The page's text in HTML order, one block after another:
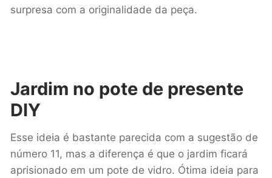
surpresa com a originalidade da peça.
Jardim no pote de presente
DIY
Esse ideia é bastante parecida com a sugestão de
número 11, mas a diferença é que o jardim ficará
aprisionado em um pote de vidro. Ótima ideia para